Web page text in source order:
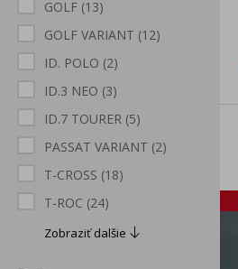
GOLF (13)
GOLF VARIANT (12)
ID. POLO (2)
ID.3 NEO (3)
ID.7 TOURER (5)
PASSAT VARIANT (2)
T-CROSS (18)
T-ROC (24)
Zobraziť dalšie